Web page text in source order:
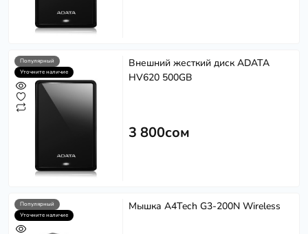
Популярный
Уточните наличие
Внешний жесткий диск ADATA
HV620 500GB
3 800сом
Популярный
Уточните наличие
Мышка A4Tech G3-200N Wireless